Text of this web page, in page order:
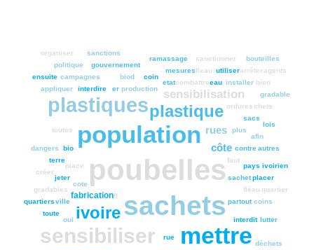
poubelles
sachets
population
mettre
sensibiliser
plastiquesplastique
ivoire
sensibilisation
rues
côte
fabrication
ordures
rue
plus
sachet
faut
cote
partout
interdire
place
production
contre
interdit
combattre installer
sacs
pays
fléau
oui
bio
fl
campagnes
ville
jeter
toutes
biod
etat
coin
appliquer
mesures utiliserarrêter
afin
placer
gradables
politique gouvernement
terre
fleau
coins
ramassage
eau
chets
déchets
er
toute
bien
dangers
lois
sanctionner bouteilles
autres
ensuite
agents
gradable
lutter
ivoirien
quartier
créer
organiser sanctions
quartiers